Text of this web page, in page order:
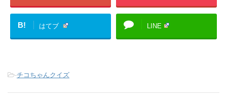
B! はてブ LINE
-チコちゃんクイズ